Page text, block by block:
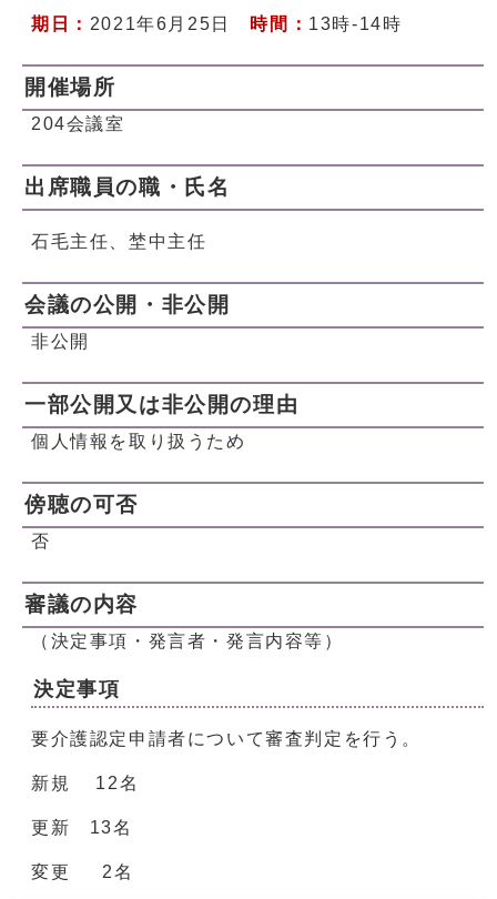
期日： 2021年6月25日 時間： 13時-14時
開催場所
204会議室
出席職員の職・氏名
石毛主任、埜中主任
会議の公開・非公開
非公開
一部公開又は非公開の理由
個人情報を取り扱うため
傍聴の可否
否
審議の内容
（決定事項・発言者・発言内容等）
決定事項
要介護認定申請者について審査判定を行う。
新規 12名
更新 13名
変更 2名